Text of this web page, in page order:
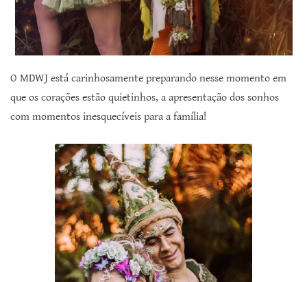
O MDWJ está carinhosamente preparando nesse momento em
que os corações estão quietinhos, a apresentação dos sonhos
com momentos inesquecíveis para a família!